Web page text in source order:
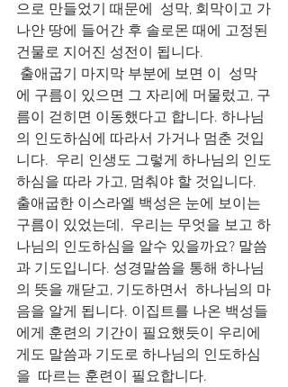
으로 만들었기 때문에  성막, 회막이고 가
나안 땅에 들어간 후 솔로몬 때에 고정된
건물로 지어진 성전이 됩니다.
에 구름이 있으면 그 자리에 머물렀고, 구
름이 걷히면 이동했다고 합니다. 하나님
의 인도하심에 따라서 가거나 멈춘 것입
니다.  우리 인생도 그렇게 하나님의 인도
하심을 따라 가고, 멈춰야 할 것입니다.
출애굽한 이스라엘 백성은 눈에 보이는
구름이 있었는데,  우리는 무엇을 보고 하
나님의 인도하심을 알수 있을까요? 말씀
과 기도입니다. 성경말씀을 통해 하나님
의 뜻을 깨닫고, 기도하면서  하나님의 마
음을 알게 됩니다. 이집트를 나온 백성들
에게 훈련의 기간이 필요했듯이 우리에
게도 말씀과 기도로 하나님의 인도하심
을  따르는 훈련이 필요합니다.